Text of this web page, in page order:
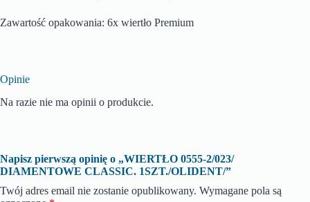
Zawartość opakowania: 6x wiertło Premium
Opinie
Na razie nie ma opinii o produkcie.
Napisz pierwszą opinię o „WIERTŁO 0555-2/023/
DIAMENTOWE CLASSIC. 1SZT./OLIDENT/”
Twój adres email nie zostanie opublikowany. Wymagane pola są